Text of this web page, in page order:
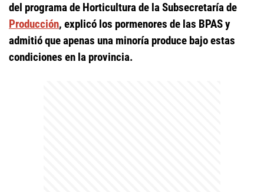
del programa de Horticultura de la Subsecretaría de
Producción, explicó los pormenores de las BPAS y
admitió que apenas una minoría produce bajo estas
condiciones en la provincia.